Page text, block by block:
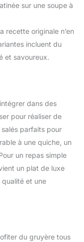
sur une soupe à
recette originale n’en
incluent du
et savoureux.
dans des
pour réaliser de
salés parfaits pour
à une quiche, un
un repas simple
un plat de luxe
et une
du gruyère tous